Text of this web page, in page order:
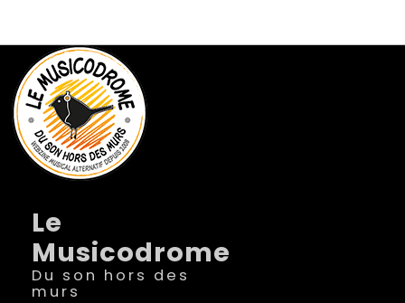
Le
Musicodrome
Du son hors des
murs